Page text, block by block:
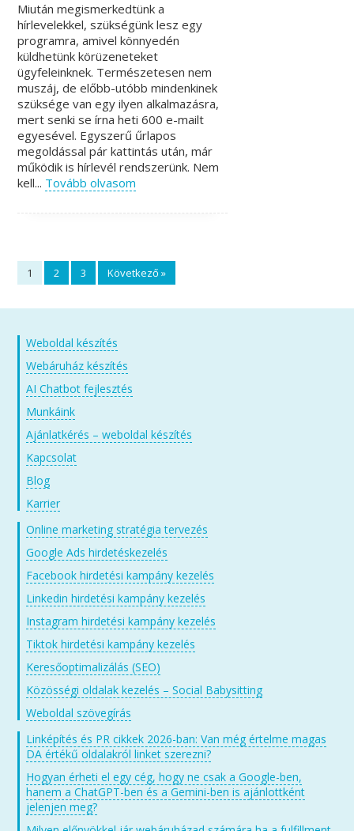
Miután megismerkedtünk a
hírlevelekkel, szükségünk lesz egy
programra, amivel könnyedén
küldhetünk körüzeneteket
ügyfeleinknek. Természetesen nem
muszáj, de előbb-utóbb mindenkinek
szüksége van egy ilyen alkalmazásra,
mert senki se írna heti 600 e-mailt
egyesével. Egyszerű űrlapos
megoldással pár kattintás után, már
működik is hírlevél rendszerünk. Nem
kell... Tovább olvasom
1 2 3 Következő »
Weboldal készítés
Webáruház készítés
AI Chatbot fejlesztés
Munkáink
Ajánlatkérés – weboldal készítés
Kapcsolat
Blog
Karrier
Online marketing stratégia tervezés
Google Ads hirdetéskezelés
Facebook hirdetési kampány kezelés
Linkedin hirdetési kampány kezelés
Instagram hirdetési kampány kezelés
Tiktok hirdetési kampány kezelés
Keresőoptimalizálás (SEO)
Közösségi oldalak kezelés – Social Babysitting
Weboldal szövegírás
Linképítés és PR cikkek 2026-ban: Van még értelme magas
DA értékű oldalakról linket szerezni?
Hogyan érheti el egy cég, hogy ne csak a Google-ben,
hanem a ChatGPT-ben és a Gemini-ben is ajánlottként
jelenjen meg?